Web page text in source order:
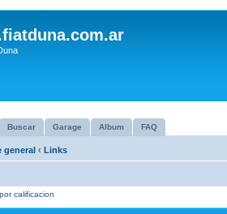
Buscar Garage Album FAQ
general ‹ Links
calificacion